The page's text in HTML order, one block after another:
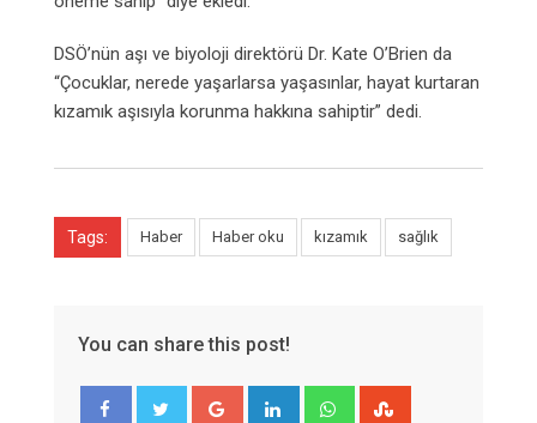
DSÖ’nün aşı ve biyoloji direktörü Dr. Kate O’Brien da
“Çocuklar, nerede yaşarlarsa yaşasınlar, hayat kurtaran
kızamık aşısıyla korunma hakkına sahiptir” dedi.
Tags: Haber Haber oku kızamık sağlık
You can share this post!
Google+ LinkedIn Whatsapp